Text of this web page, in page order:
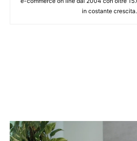
in costante crescita.